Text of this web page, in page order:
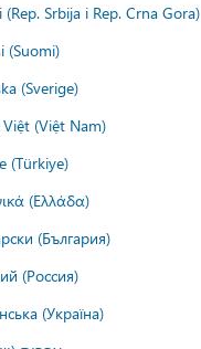
(Rep. Srbija i Rep. Crna Gora)
(Suomi)
(Sverige)
(Việt Nam)
(Türkiye)
(Ελλάδα)
(България)
(Россия)
(Україна)